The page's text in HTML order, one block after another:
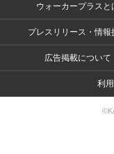
ウォーカープラスと
プレスリリース・情報
広告掲載について
利